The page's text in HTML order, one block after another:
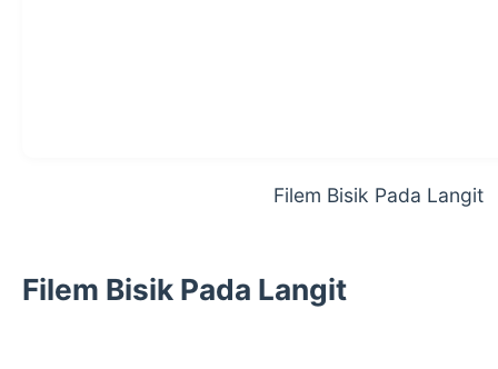
Filem Bisik Pada Langit
Filem Bisik Pada Langit